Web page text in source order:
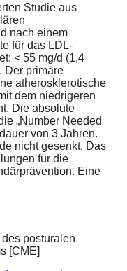
Studie aus
nach einem
für das LDL-
< 55 mg/d (1,4
Der primäre
atherosklerotische
dem niedrigeren
Die absolute
„Number Needed
von 3 Jahren.
nicht gesenkt. Das
für die
Eine